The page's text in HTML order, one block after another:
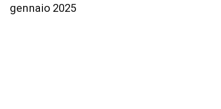
gennaio 2025